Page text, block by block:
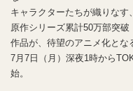
キャラクターたちが織りなす
原作シリーズ累計50万部突
作品が、待望のアニメ化とな
7月7日（月）深夜1時から
始。